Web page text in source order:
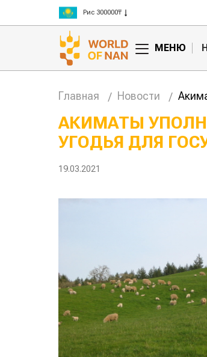
Рис 300000₸
Пшеница 3 класс 125000₸
МЕНЮ
Главная Новости
АКИМАТЫ
УГОДЬЯ ДЛЯ
19.03.2021